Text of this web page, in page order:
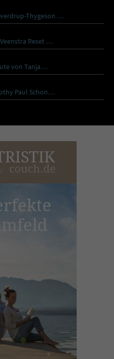
Thygeson …
Reset …
von Tanja…
Paul Schon…